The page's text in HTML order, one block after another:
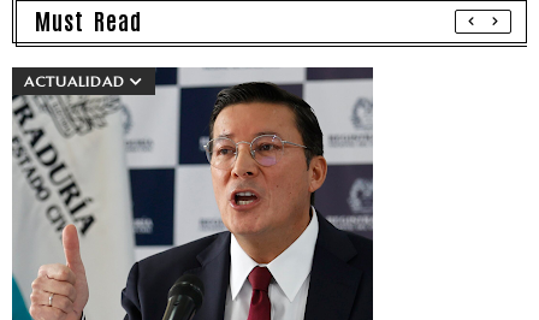
Must Read
ACTUALIDAD